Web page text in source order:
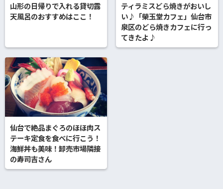
山形の日帰りで入れる貸切露
天風呂のおすすめはここ！
ティラミスどら焼きがおいし
い♪「榮玉堂カフェ」仙台市
泉区のどら焼きカフェに行っ
てきたよ♪
仙台で絶品まぐろのほほ肉ス
テーキ定食を食べに行こう！
海鮮丼も美味！卸売市場隣接
の寿司吉さん